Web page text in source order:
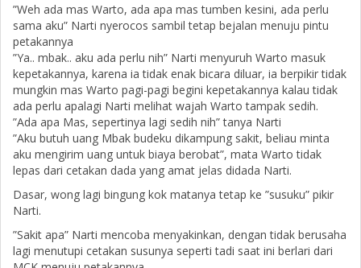
”Weh ada mas Warto, ada apa mas tumben kesini, ada perlu
sama aku” Narti nyerocos sambil tetap bejalan menuju pintu
petakannya
”Ya.. mbak.. aku ada perlu nih” Narti menyuruh Warto masuk
kepetakannya, karena ia tidak enak bicara diluar, ia berpikir tidak
mungkin mas Warto pagi-pagi begini kepetakannya kalau tidak
ada perlu apalagi Narti melihat wajah Warto tampak sedih.
”Ada apa Mas, sepertinya lagi sedih nih” tanya Narti
”Aku butuh uang Mbak budeku dikampung sakit, beliau minta
aku mengirim uang untuk biaya berobat”, mata Warto tidak
lepas dari cetakan dada yang amat jelas didada Narti.
Dasar, wong lagi bingung kok matanya tetap ke ”susuku” pikir
Narti.
”Sakit apa” Narti mencoba menyakinkan, dengan tidak berusaha
lagi menutupi cetakan susunya seperti tadi saat ini berlari dari